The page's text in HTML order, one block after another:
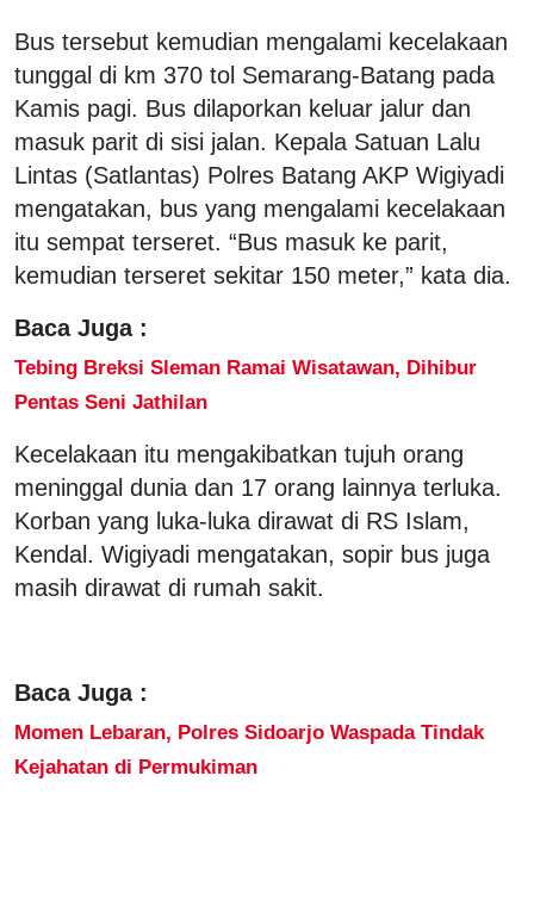
Bus tersebut kemudian mengalami kecelakaan
tunggal di km 370 tol Semarang-Batang pada
Kamis pagi. Bus dilaporkan keluar jalur dan
masuk parit di sisi jalan. Kepala Satuan Lalu
Lintas (Satlantas) Polres Batang AKP Wigiyadi
mengatakan, bus yang mengalami kecelakaan
itu sempat terseret. “Bus masuk ke parit,
kemudian terseret sekitar 150 meter,” kata dia.
Baca Juga :
Tebing Breksi Sleman Ramai Wisatawan, Dihibur
Pentas Seni Jathilan
Kecelakaan itu mengakibatkan tujuh orang
meninggal dunia dan 17 orang lainnya terluka.
Korban yang luka-luka dirawat di RS Islam,
Kendal. Wigiyadi mengatakan, sopir bus juga
masih dirawat di rumah sakit.
Baca Juga :
Momen Lebaran, Polres Sidoarjo Waspada Tindak
Kejahatan di Permukiman